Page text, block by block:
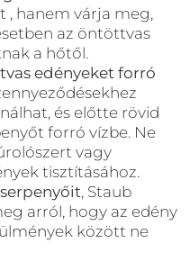
, hanem várja meg,
az öntöttvas
a hőtől.
edényeket forró
és előtte rövid
forró vízbe. Ne
vagy
tisztításához.
, Staub
arról, hogy az edény
között ne